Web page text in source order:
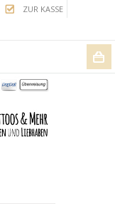
ZUR KASSE